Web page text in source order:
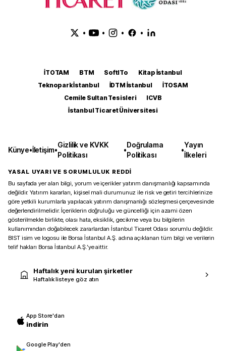
• • • •
İTOTAM BTM SoftITo
Kitap İstanbul
Teknopark İstanbul
İDTM İstanbul
İTOSAM
Cemile Sultan Tesisleri
ICVB
İstanbul Ticaret Üniversitesi
Künye•İletişim•
Gizlilik ve KVKK
Politikası
•
Doğrulama
Politikası
•
Yayın
İlkeleri
YASAL UYARI VE SORUMLULUK REDDİ
Bu sayfada yer alan bilgi, yorum ve içerikler yatırım danışmanlığı kapsamında
değildir. Yatırım kararları, kişisel mali durumunuz ile risk ve getiri tercihlerinize
göre yetkili kurumlarla yapılacak yatırım danışmanlığı sözleşmesi çerçevesinde
değerlendirilmelidir. İçeriklerin doğruluğu ve güncelliği için azami özen
gösterilmekle birlikte, olası hata, eksiklik, gecikme veya bu bilgilerin
kullanımından doğabilecek zararlardan İstanbul Ticaret Odası sorumlu değildir.
BIST isim ve logosu ile Borsa İstanbul A.Ş. adına açıklanan tüm bilgi ve verilerin
telif hakları Borsa İstanbul A.Ş.’ye aittir.
Haftalık yeni kurulan şirketler
Haftalık listeye göz atın
App Store'dan
indirin
Google Play'den